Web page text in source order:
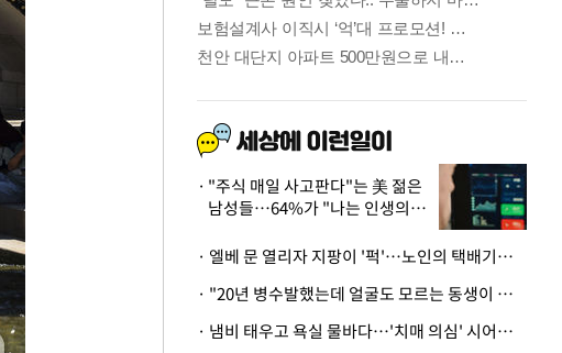
"주식 매일 사고판다"는 美 젊은
남성들…64%가 "나는 인생의
· 엘베 문 열리자 지팡이 '퍽'…노인의 택배기사 폭행 이유
· "20년 병수발했는데 얼굴도 모르는 동생이 유산 절반을"…배다른 형제 상속권 있을까
· 냄비 태우고 욕실 물바다…'치매 의심' 시어머니 검사 권유했다가 '날벼락'